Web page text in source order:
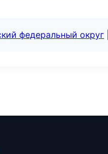
федеральный округ